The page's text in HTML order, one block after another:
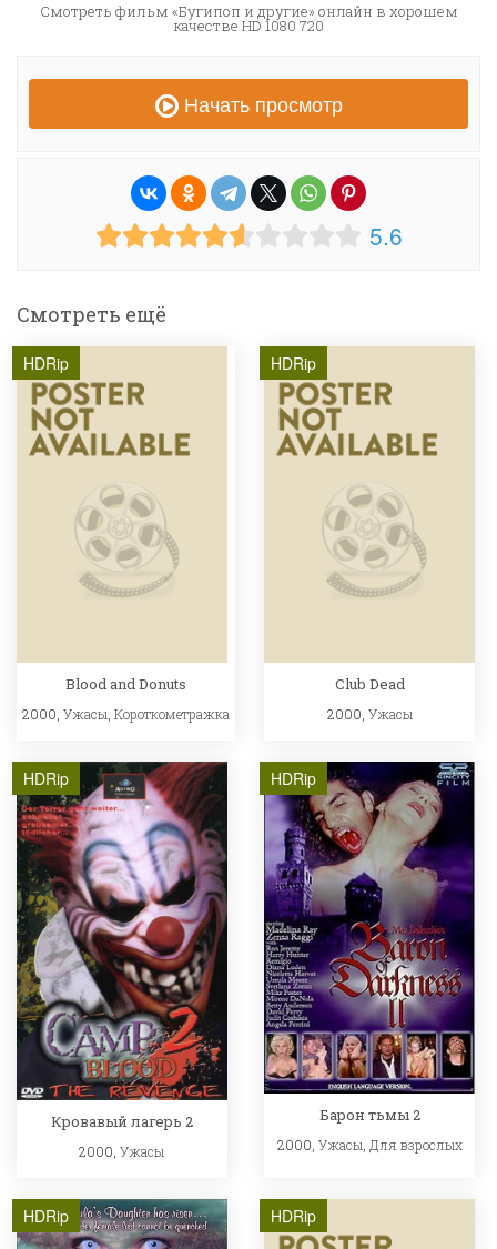
Смотреть фильм «Бугипоп и другие» онлайн в хорошем
качестве HD 1080 720
Начать просмотр
5.6
Смотреть ещё
HDRip
Blood and Donuts
2000, Ужасы Короткометражка
HDRip
Club Dead
2000, Ужасы
HDRip
Кровавый лагерь 2
2000,Ужасы
HDRip
Барон тьмы 2
2000, Ужасы Для взрослых
HDRip HDRip